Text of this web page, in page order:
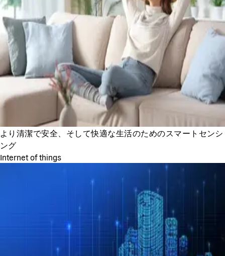
より清潔で安全、そして快適な生活のためのスマートセンシ
ング
Internet of things